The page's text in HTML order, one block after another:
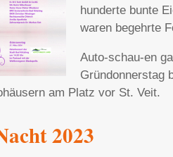
hunderte bunte
waren begehrte
Auto-schau-en
Gründonnerstag
am Platz vor St. Veit.
2023